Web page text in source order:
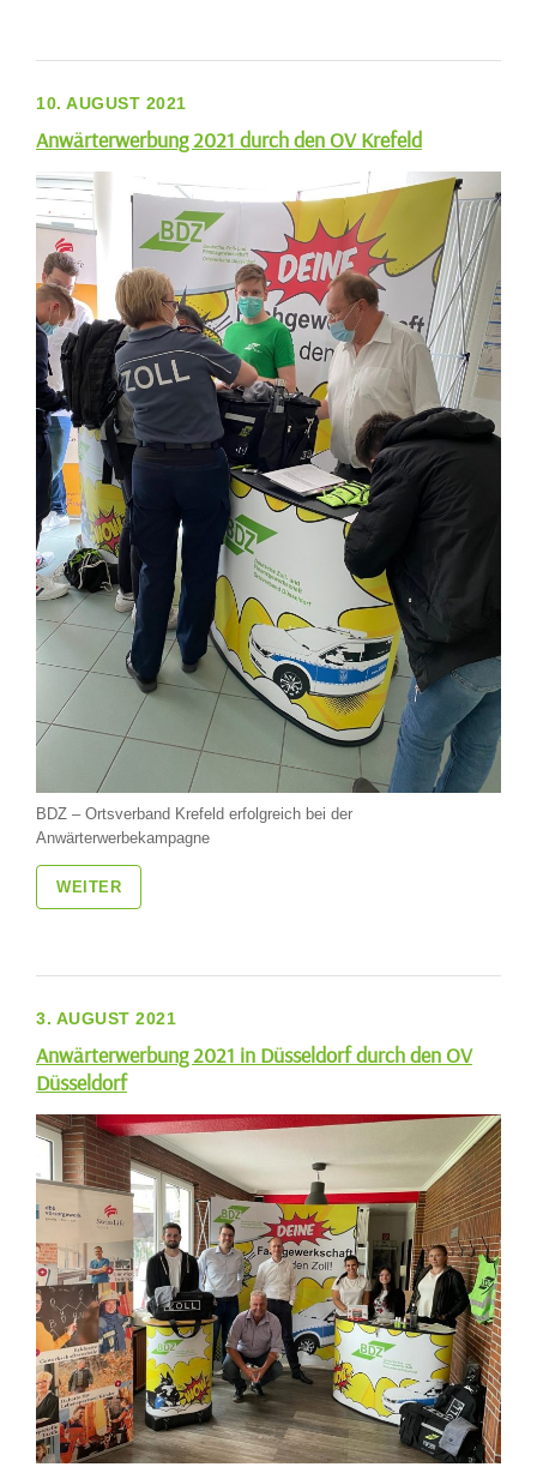
10. AUGUST 2021
Anwärterwerbung 2021 durch den OV Krefeld
BDZ – Ortsverband Krefeld erfolgreich bei der
Anwärterwerbekampagne
WEITER
3. AUGUST 2021
Anwärterwerbung 2021 in Düsseldorf durch den OV
Düsseldorf